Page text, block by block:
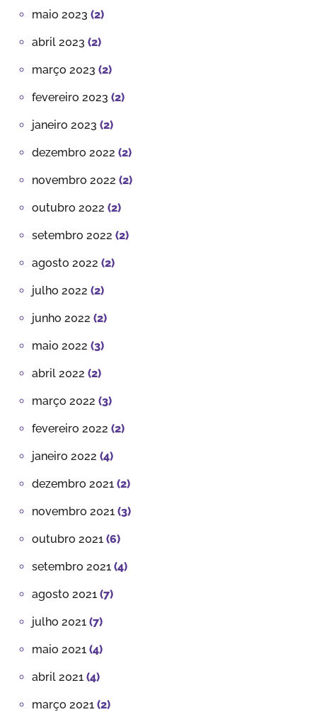
maio 2023 (2)
abril 2023 (2)
março 2023 (2)
fevereiro 2023 (2)
janeiro 2023 (2)
dezembro 2022 (2)
novembro 2022 (2)
outubro 2022 (2)
setembro 2022 (2)
agosto 2022 (2)
julho 2022 (2)
junho 2022 (2)
maio 2022 (3)
abril 2022 (2)
março 2022 (3)
fevereiro 2022 (2)
janeiro 2022 (4)
dezembro 2021 (2)
novembro 2021 (3)
outubro 2021 (6)
setembro 2021 (4)
agosto 2021 (7)
julho 2021 (7)
maio 2021 (4)
abril 2021 (4)
março 2021 (2)